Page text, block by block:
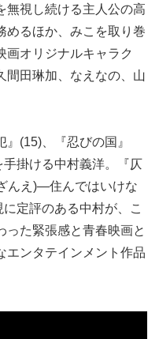
無視し続ける主人公の高
めるほか、みこを取り巻
画オリジナルキャラク
間田琳加、なえなの、山
(15)、『忍びの国』
掛ける中村義洋。『仄
んえ)―住んではいけな
定評のある中村が、こ
った緊張感と青春映画と
エンタテインメント作品